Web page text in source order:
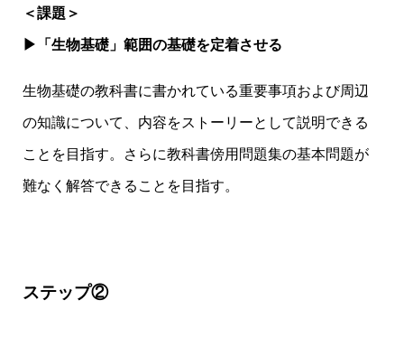
＜課題＞
▶「生物基礎」範囲の基礎を定着させる
生物基礎の教科書に書かれている重要事項および周辺
の知識について、内容をストーリーとして説明できる
ことを目指す。さらに教科書傍用問題集の基本問題が
難なく解答できることを目指す。
ステップ②